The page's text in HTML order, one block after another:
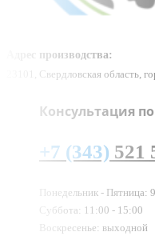
Адрес производства:
23101, Свердловская область,
Консультация
+7 (343) 521
Понедельник - Пятница:
Суббота: 11:00 - 15:00
Воскресенье: выходной